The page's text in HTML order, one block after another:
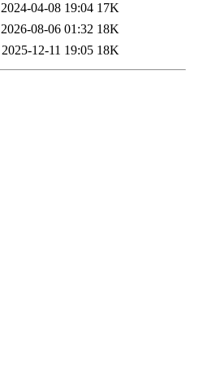
2024-04-08 19:04 17K
2026-08-06 01:32 18K
2025-12-11 19:05 18K